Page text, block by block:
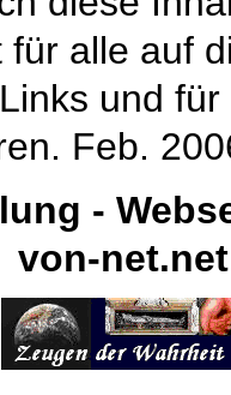
für alle auf
und
Feb.
-
von-net.net